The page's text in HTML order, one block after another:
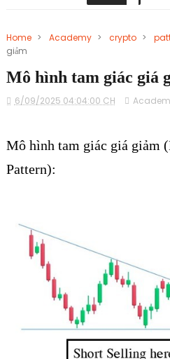
Home > Academy > crypto >
giảm
Mô hình tam giác giá
6/09/2025 04:04:00 CH
Mô hình tam giác giá giảm
Pattern):